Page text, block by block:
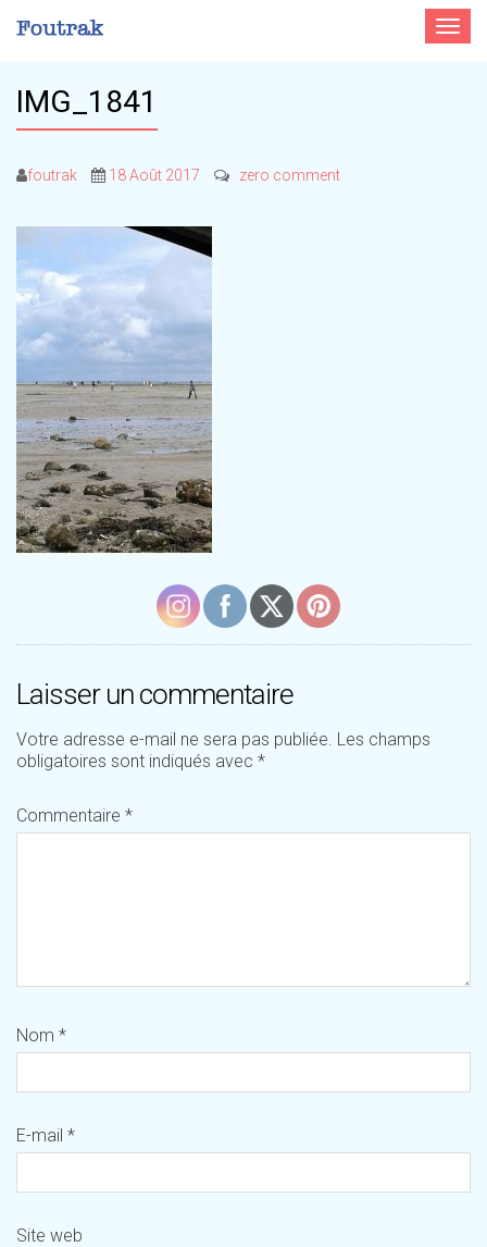
Toggle
IMG_1841
foutrak 18 Août 2017 zero comment
Laisser un commentaire
Votre adresse e-mail ne sera pas publiée. Les champs
obligatoires sont indiqués avec *
Commentaire *
Nom *
E-mail *
Site web